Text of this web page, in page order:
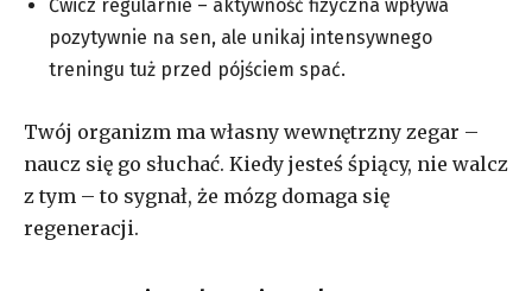
Ćwicz regularnie – aktywność fizyczna wpływa
pozytywnie na sen, ale unikaj intensywnego
treningu tuż przed pójściem spać.
Twój organizm ma własny wewnętrzny zegar –
naucz się go słuchać. Kiedy jesteś śpiący, nie walcz
z tym – to sygnał, że mózg domaga się
regeneracji.